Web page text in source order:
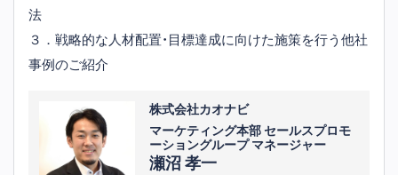
法
３．戦略的な人材配置・目標達成に向けた施策を行う他社
事例のご紹介
株式会社カオナビ
マーケティング本部 セールスプロモ
ーショングループ マネージャー
瀬沼 孝一